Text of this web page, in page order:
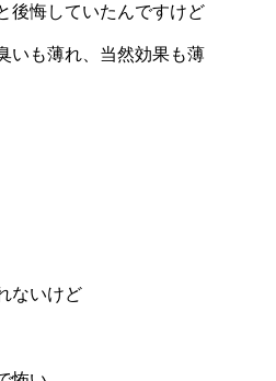
後悔していたんですけど
も薄れ、当然効果も薄
ないけど